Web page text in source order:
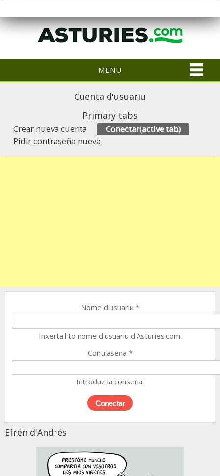
MENU
Cuenta d'usuariu
Primary tabs
Crear nueva cuenta Conectar(active tab)
Pidir contraseña nueva
Nome d'usuariu *
Inxerta'l to nome d'usuariu d'Asturies.com.
Contraseña *
Introduz la conseña.
Efrén d'Andrés